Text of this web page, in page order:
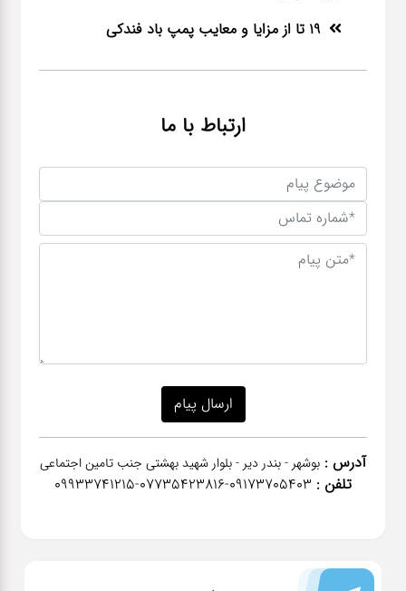
19 تا از مزایا و معایب پمپ باد فندکی
ارتباط با ما
آدرس : بوشهر - بندر دیر - بلوار شهید بهشتی جنب تامین اجتماعی
تلفن : ٠٩١٧٣٧٠٥٤٠٣-07735423816-09933741215